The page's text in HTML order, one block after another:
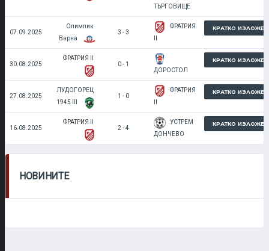
ТЪРГОВИЩЕ
07.09.2025
Олимпик
Варна
3 - 3
ФРАТРИЯ
КРАТКО
30.08.2025
ФРАТРИЯ II
0 - 1
ДОРОСТОЛ
КРАТКО
27.08.2025
ЛУДОГОРЕЦ
1945 III
1 - 0
ФРАТРИЯ
КРАТКО
16.08.2025
ФРАТРИЯ II
2 - 4
УСТРЕМ
ДОНЧЕВО
КРАТКО
НОВИНИТЕ